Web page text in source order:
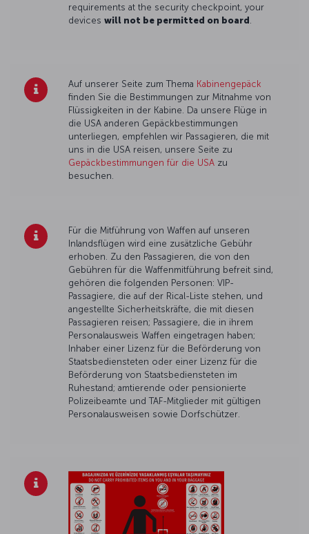
requirements at the security checkpoint, your
devices will not be permitted on board .
Auf unserer Seite zum Thema Kabinengepäck
finden Sie die Bestimmungen zur Mitnahme von
Flüssigkeiten in der Kabine. Da unsere Flüge in
die USA anderen Gepäckbestimmungen
unterliegen, empfehlen wir Passagieren, die mit
uns in die USA reisen, unsere Seite zu
Gepäckbestimmungen für die USA zu
besuchen.
Für die Mitführung von Waffen auf unseren
Inlandsflügen wird eine zusätzliche Gebühr
erhoben. Zu den Passagieren, die von den
Gebühren für die Waffenmitführung befreit sind,
gehören die folgenden Personen: VIP-
Passagiere, die auf der Rical-Liste stehen, und
angestellte Sicherheitskräfte, die mit diesen
Passagieren reisen; Passagiere, die in ihrem
Personalausweis Waffen eingetragen haben;
Inhaber einer Lizenz für die Beförderung von
Staatsbediensteten oder einer Lizenz für die
Beförderung von Staatsbediensteten im
Ruhestand; amtierende oder pensionierte
Polizeibeamte und TAF-Mitglieder mit gültigen
Personalausweisen sowie Dorfschützer.